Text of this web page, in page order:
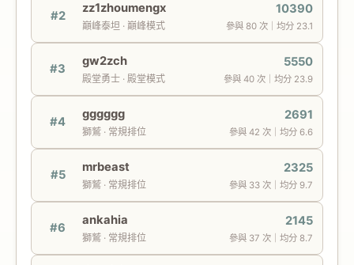
#2
zz1zhoumengx
巔峰泰坦 · 巔峰模式
10390
參與 80 次｜均分 23.1
#3
gw2zch
殿堂勇士 · 殿堂模式
5550
參與 40 次｜均分 23.9
#4
gggggg
獅鷲 · 常規排位
2691
參與 42 次｜均分 6.6
#5
mrbeast
獅鷲 · 常規排位
2325
參與 33 次｜均分 9.7
#6
ankahia
獅鷲 · 常規排位
2145
參與 37 次｜均分 8.7